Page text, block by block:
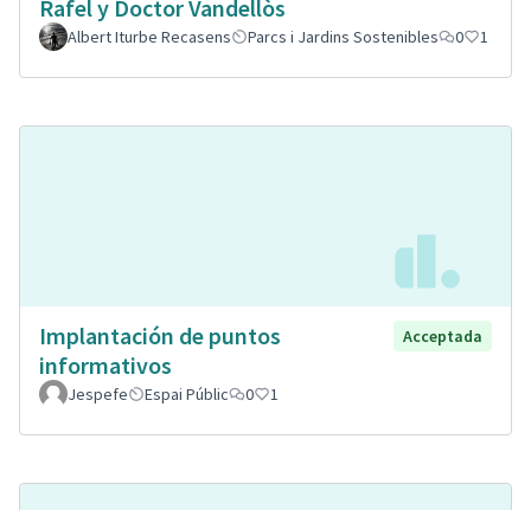
Rafel y Doctor Vandellòs
Albert Iturbe Recasens Parcs i Jardins Sostenibles 0 1
Implantación de puntos
informativos
Acceptada
Jespefe Espai Públic 0 1